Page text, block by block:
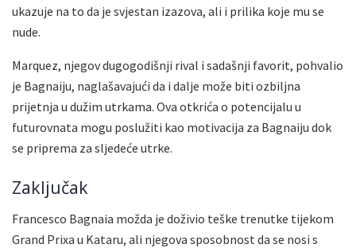
ukazuje na to da je svjestan izazova, ali i prilika koje mu se
nude.
Marquez, njegov dugogodišnji rival i sadašnji favorit, pohvalio
je Bagnaiju, naglašavajući da i dalje može biti ozbiljna
prijetnja u dužim utrkama. Ova otkrića o potencijalu u
futurovnata mogu poslužiti kao motivacija za Bagnaiju dok
se priprema za sljedeće utrke.
Zaključak
Francesco Bagnaia možda je doživio teške trenutke tijekom
Grand Prixa u Kataru, ali njegova sposobnost da se nosi s